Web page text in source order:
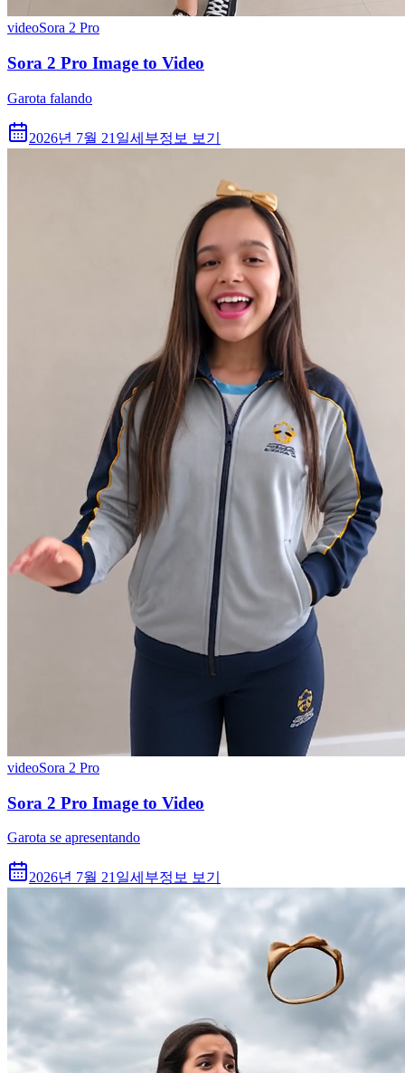
videoSora 2 Pro
Sora 2 Pro Image to Video
Garota falando
2026년 7월 21일세부정보 보기
videoSora 2 Pro
Sora 2 Pro Image to Video
Garota se apresentando
2026년 7월 21일세부정보 보기